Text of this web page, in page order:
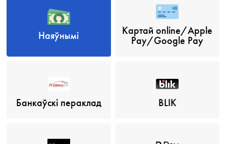
Наяўнымі
Картай online/Apple
Pay/Google Pay
Банкаўскі пераклад BLIK